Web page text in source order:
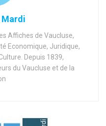
Mardi
Affiches de Vaucluse,
Economique, Juridique,
Depuis 1839,
du Vaucluse et de la